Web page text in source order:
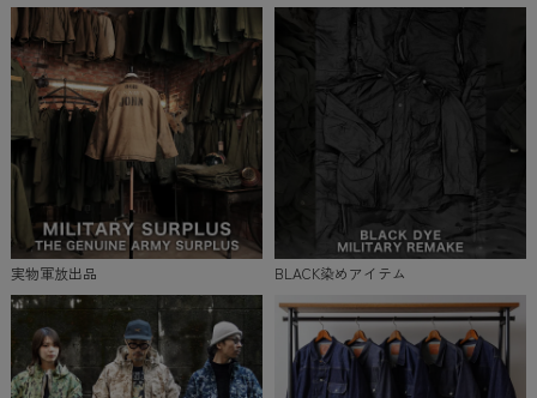
実物軍放出品 BLACK染めアイテム